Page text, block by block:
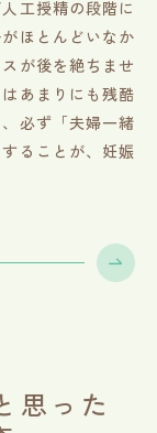
工授精の段階に
ほとんどいなか
が後を絶ちませ
あまりにも残酷
必ず「夫婦一緒
ることが、妊娠
思った